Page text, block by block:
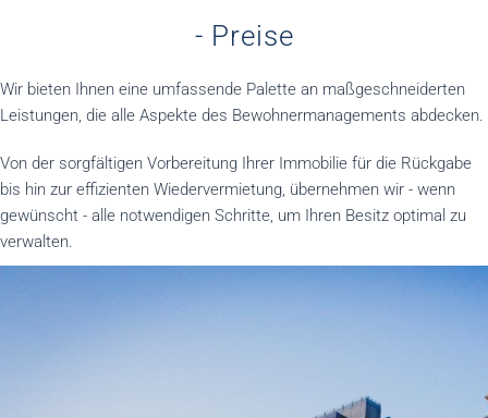
- Preise
Wir bieten Ihnen eine umfassende Palette an maßgeschneiderten
Leistungen, die alle Aspekte des Bewohnermanagements abdecken.
Von der sorgfältigen Vorbereitung Ihrer Immobilie für die Rückgabe
bis hin zur effizienten Wiedervermietung, übernehmen wir - wenn
gewünscht - alle notwendigen Schritte, um Ihren Besitz optimal zu
verwalten.